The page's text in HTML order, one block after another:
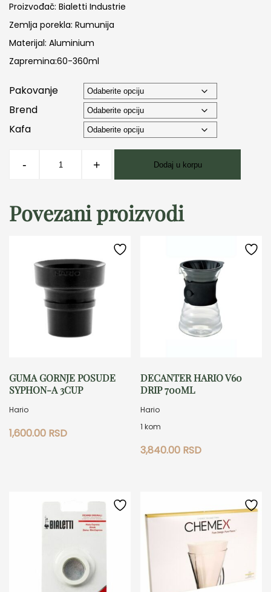
Proizvođač: Bialetti Industrie
Zemlja porekla: Rumunija
Materijal: Aluminium
Zapremina:60-360ml
Pakovanje
Brend
Kafa
-
CRVENA
količina
+ Dodaj u korpu
Povezani proizvodi
GUMA GORNJE POSUDE
SYPHON-A 3CUP
Hario
1,600.00 RSD
DECANTER HARIO V60
DRIP 700ML
Hario
1 kom
3,840.00 RSD